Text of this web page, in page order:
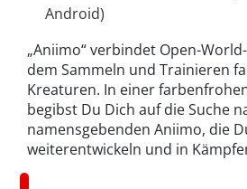
Android)
„Aniimo“ verbindet Open-
dem Sammeln und Trainieren
Kreaturen. In einer
begibst Du Dich auf die Suche
namensgebenden Aniimo, die
weiterentwickeln und in